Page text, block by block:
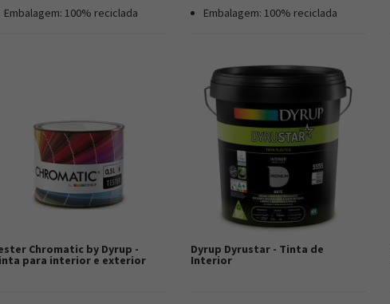
Embalagem: 100% reciclada
Embalagem: 100% reciclada
Chromatic by Dyrup -
para interior e exterior
Dyrup Dyrustar - Tinta de
Interior